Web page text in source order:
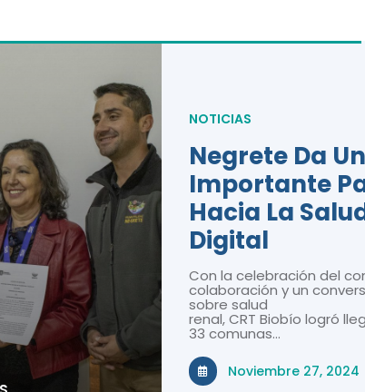
NOTICIAS
Negrete Da Un
Importante
Hacia La
Digital
Con la celebración del
colaboración y un
sobre salud
renal, CRT Biobío logró
33 comunas…
Noviembre 27, 2024